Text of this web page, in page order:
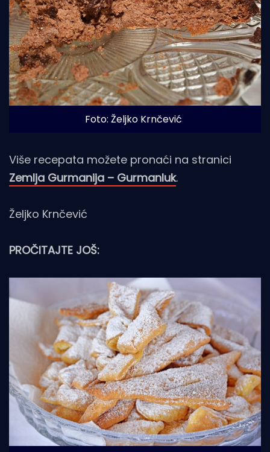
Foto: Željko Krnčević
Više recepata možete pronaći na stranici
Zemlja Gurmanija – Gurmanluk.
Željko Krnčević
PROČITAJTE JOŠ: